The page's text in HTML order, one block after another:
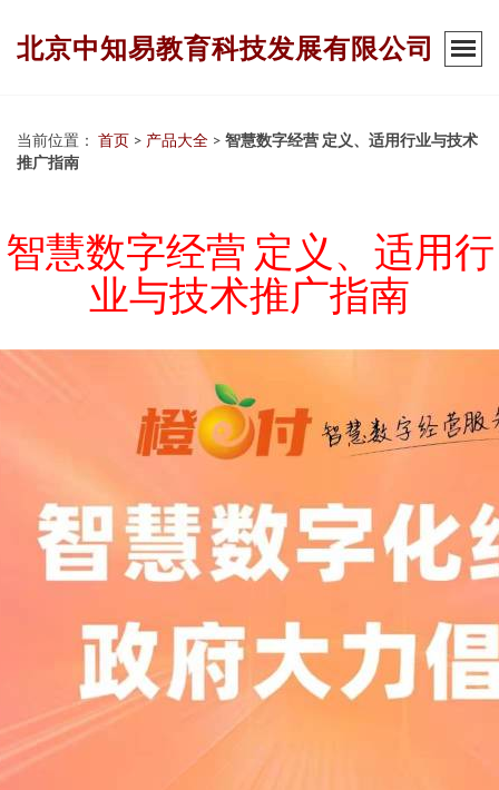
北京中知易教育科技发展有限公司
当前位置： 首页 > 产品大全 > 智慧数字经营 定义、适用行业与技术
推广指南
智慧数字经营 定义、适用行
业与技术推广指南